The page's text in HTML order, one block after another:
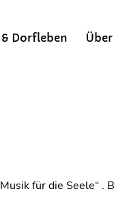
Dorfleben
für die Seele“ .